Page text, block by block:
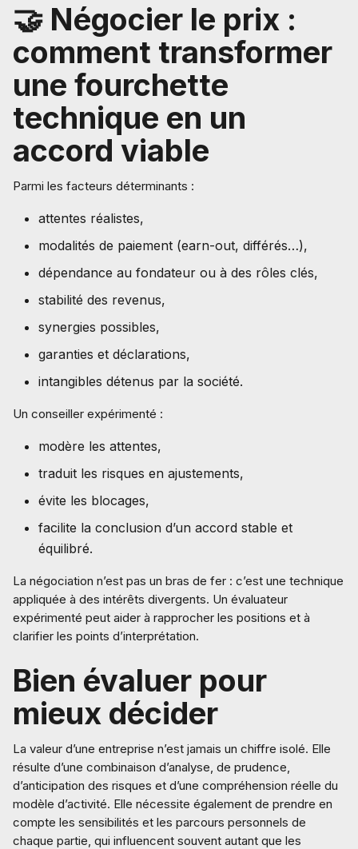
🤝 Négocier le prix :
comment transformer
une fourchette
technique en un
accord viable
Parmi les facteurs déterminants :
attentes réalistes,
modalités de paiement (earn-out, différés…),
dépendance au fondateur ou à des rôles clés,
stabilité des revenus,
synergies possibles,
garanties et déclarations,
intangibles détenus par la société.
Un conseiller expérimenté :
modère les attentes,
traduit les risques en ajustements,
évite les blocages,
facilite la conclusion d’un accord stable et
équilibré.
La négociation n’est pas un bras de fer : c’est une technique
appliquée à des intérêts divergents. Un évaluateur
expérimenté peut aider à rapprocher les positions et à
clarifier les points d’interprétation.
Bien évaluer pour
mieux décider
La valeur d’une entreprise n’est jamais un chiffre isolé. Elle
résulte d’une combinaison d’analyse, de prudence,
d’anticipation des risques et d’une compréhension réelle du
modèle d’activité. Elle nécessite également de prendre en
compte les sensibilités et les parcours personnels de
chaque partie, qui influencent souvent autant que les